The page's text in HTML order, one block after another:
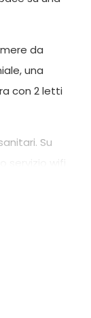
da
una
con 2 letti
Su
da
e
più